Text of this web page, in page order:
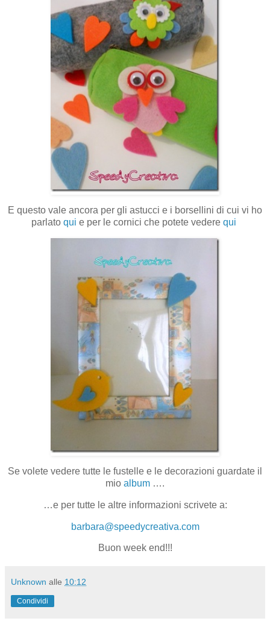
E questo vale ancora per gli astucci e i borsellini di cui vi ho
parlato qui e per le cornici che potete vedere qui
Se volete vedere tutte le fustelle e le decorazioni guardate il
mio album ….
…e per tutte le altre informazioni scrivete a:
barbara@speedycreativa.com
Buon week end!!!
Unknown alle 10:12
Condividi